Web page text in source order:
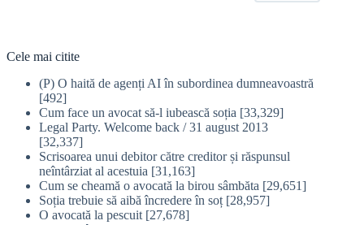
Cele mai citite
(P) O haită de agenți AI în subordinea dumneavoastră
[492]
Cum face un avocat să-l iubească soția [33,329]
Legal Party. Welcome back / 31 august 2013
[32,337]
Scrisoarea unui debitor către creditor și răspunsul
neîntârziat al acestuia [31,163]
Cum se cheamă o avocată la birou sâmbăta [29,651]
Soția trebuie să aibă încredere în soț [28,957]
O avocată la pescuit [27,678]